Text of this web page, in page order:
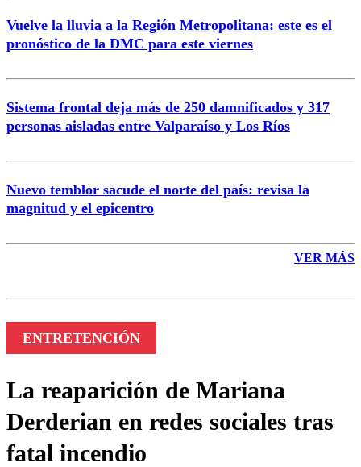
Enviar comentario
Vuelve la lluvia a la Región Metropolitana: este es el
pronóstico de la DMC para este viernes
Sistema frontal deja más de 250 damnificados y 317
personas aisladas entre Valparaíso y Los Ríos
Nuevo temblor sacude el norte del país: revisa la
magnitud y el epicentro
VER MÁS
ENTRETENCIÓN
La reaparición de Mariana
Derderian en redes sociales tras
fatal incendio